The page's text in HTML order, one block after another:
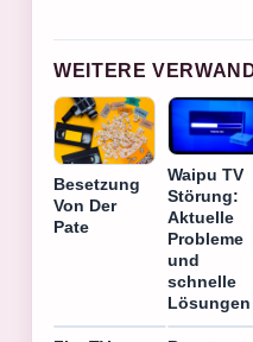
WEITERE
Besetzung
Von Der
Pate
Waipu TV
Störung:
Aktuelle
Probleme
und
schnelle
Lösungen